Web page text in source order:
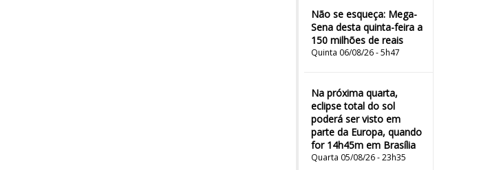
Não se esqueça: Mega-
Sena desta quinta-feira a
150 milhões de reais
Quinta 06/08/26 - 5h47
Na próxima quarta,
eclipse total do sol
poderá ser visto em
parte da Europa, quando
for 14h45m em Brasília
Quarta 05/08/26 - 23h35